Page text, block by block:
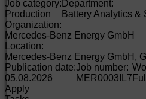
Job category:
Production
Department:
Battery Analytics &
Organization:
Mercedes-Benz Energy GmbH
Location:
Mercedes-Benz Energy GmbH,
Publication date:
05.08.2026
Job number:
MER0003IL7
Apply